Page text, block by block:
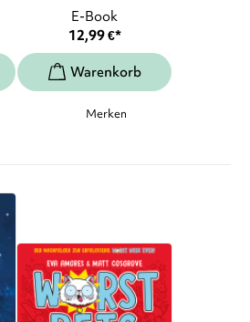
E-Book
12,99€*
Merken